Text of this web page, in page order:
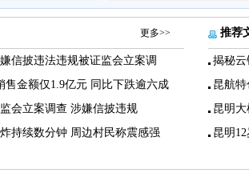
更多>>
信披违法违规被证监会立案调
售金额仅1.9亿元 同比下跌逾六成
会立案调查 涉嫌信披违规
持续数分钟 周边村民称震感强
推荐
揭秘
昆航
昆明
昆明